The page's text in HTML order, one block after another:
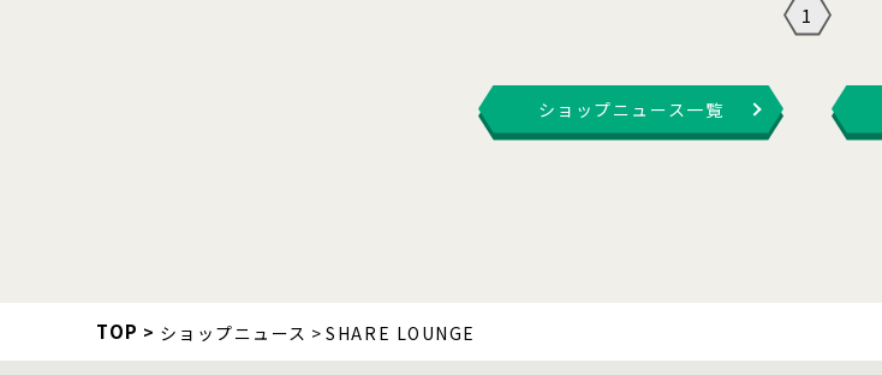
1
ショップニュース一覧
TOP ショップニュース SHARE LOUNGE